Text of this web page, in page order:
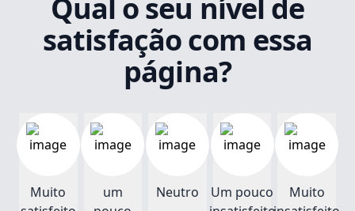
Qual o seu nível de
satisfação com essa
página?
Muito
um
Neutro
Um pouco
Muito